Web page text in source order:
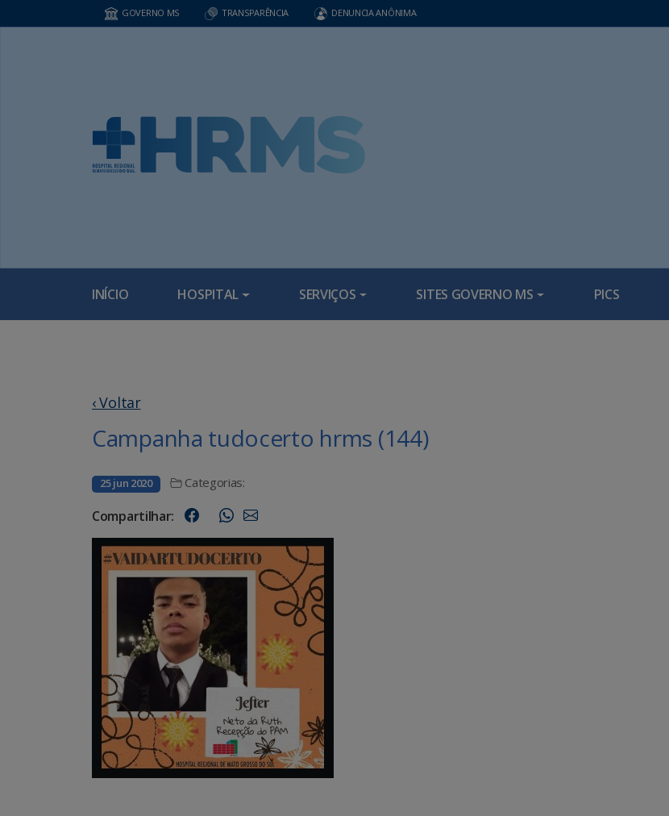
GOVERNO MS TRANSPARÊNCIA DENUNCIA ANÔNIMA
INÍCIO HOSPITAL SERVIÇOS SITES GOVERNO MS PICS
‹ Voltar
Campanha tudocerto hrms (144)
25 jun 2020 Categorias:
Compartilhar: